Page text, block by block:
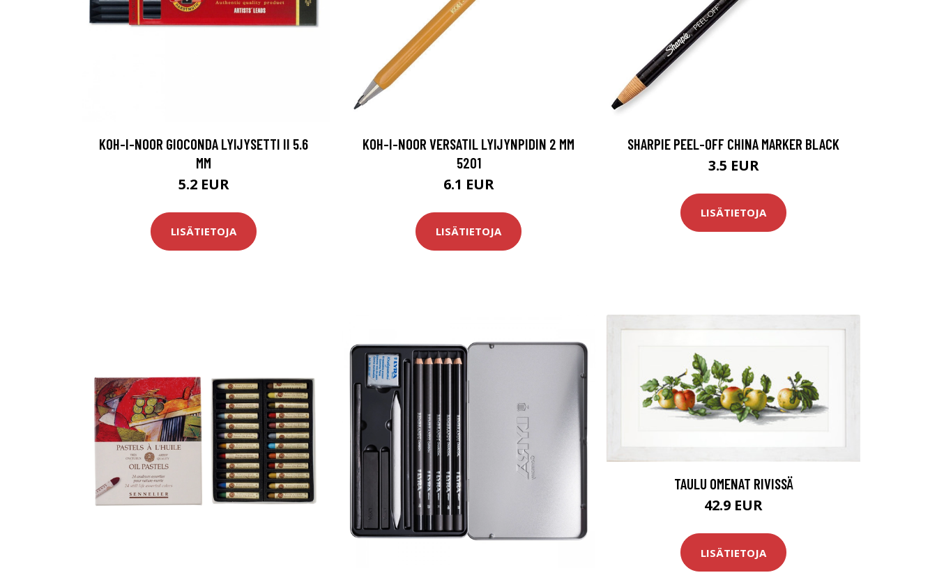
KOH-I-NOOR GIOCONDA LYIJYSETTI II 5.6
MM
5.2 EUR
LISÄTIETOJA
KOH-I-NOOR VERSATIL LYIJYNPIDIN 2 MM
5201
6.1 EUR
LISÄTIETOJA
SHARPIE PEEL-OFF CHINA MARKER BLACK
3.5 EUR
LISÄTIETOJA
TAULU OMENAT RIVISSÄ
42.9 EUR
LISÄTIETOJA